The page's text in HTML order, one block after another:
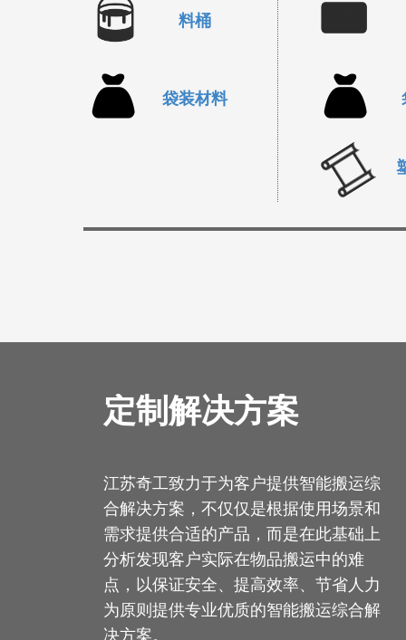
定制解决方案
江苏奇工致力于为客户提供智能搬运综
合解决方案，不仅仅是根据使用场景和
需求提供合适的产品，而是在此基础上
分析发现客户实际在物品搬运中的难
点，以保证安全、提高效率、节省人力
为原则提供专业优质的智能搬运综合解
决方案。
料桶
袋装材料